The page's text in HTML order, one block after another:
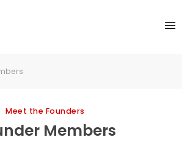
Meet the Founders
Members